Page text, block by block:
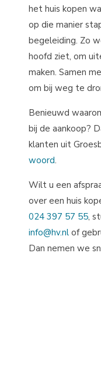
het huis kopen
op die manier
begeleiding. Zo
hoofd ziet, om
maken. Samen
om bij weg te
Benieuwd
bij de aankoop?
klanten uit
woord.
Wilt u een
over een huis
024 397 57 55,
info@hv.nl of
Dan nemen we